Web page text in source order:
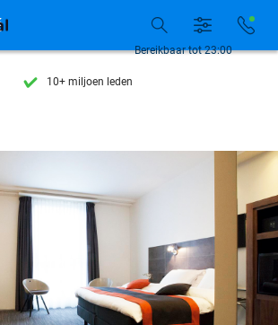
7 dagen per week beschikbaar
10+ miljoen leden
10+ miljoen leden
Bereikbaar tot 23:00